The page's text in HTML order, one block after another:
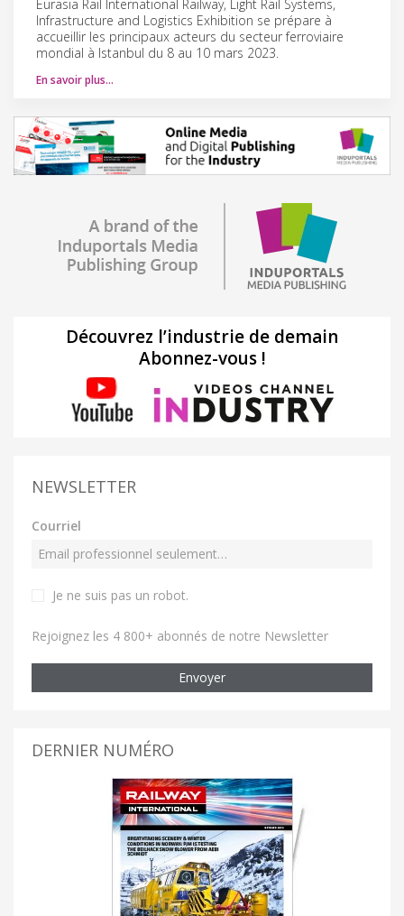
Eurasia Rail International Railway, Light Rail Systems,
Infrastructure and Logistics Exhibition se prépare à
accueillir les principaux acteurs du secteur ferroviaire
mondial à Istanbul du 8 au 10 mars 2023.
En savoir plus…
Découvrez l’industrie de demain
Abonnez-vous !
NEWSLETTER
Courriel
Je ne suis pas un robot.
Rejoignez les 4 800+ abonnés de notre Newsletter
Envoyer
DERNIER NUMÉRO